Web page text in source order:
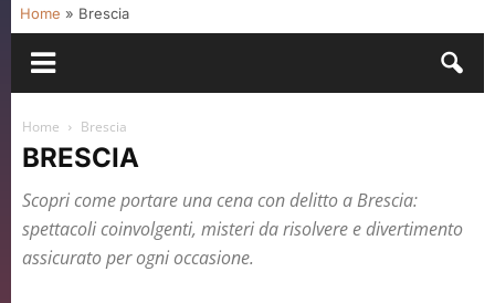
Home » Brescia
Home Brescia
BRESCIA
Scopri come portare una cena con delitto a Brescia:
spettacoli coinvolgenti, misteri da risolvere e divertimento
assicurato per ogni occasione.